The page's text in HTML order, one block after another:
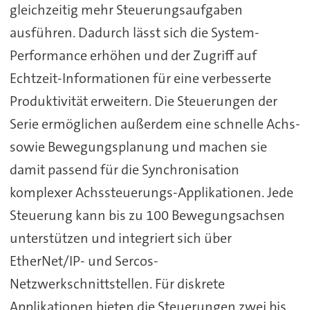
gleichzeitig mehr Steuerungsaufgaben
ausführen. Dadurch lässt sich die System-
Performance erhöhen und der Zugriff auf
Echtzeit-Informationen für eine verbesserte
Produktivität erweitern. Die Steuerungen der
Serie ermöglichen außerdem eine schnelle Achs-
sowie Bewegungsplanung und machen sie
damit passend für die Synchronisation
komplexer Achssteuerungs-Applikationen. Jede
Steuerung kann bis zu 100 Bewegungsachsen
unterstützen und integriert sich über
EtherNet/IP- und Sercos-
Netzwerkschnittstellen. Für diskrete
Applikationen bieten die Steuerungen zwei bis